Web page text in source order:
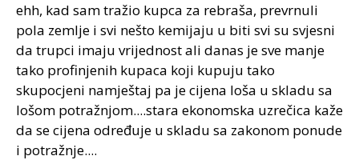
ehh, kad sam tražio kupca za rebraša, prevrnuli
pola zemlje i svi nešto kemijaju u biti svi su svjesni
da trupci imaju vrijednost ali danas je sve manje
tako profinjenih kupaca koji kupuju tako
skupocjeni namještaj pa je cijena loša u skladu sa
lošom potražnjom....stara ekonomska uzrečica kaže
da se cijena određuje u skladu sa zakonom ponude
i potražnje....